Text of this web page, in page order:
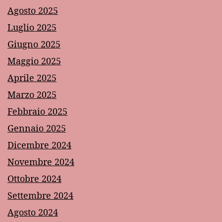
Agosto 2025
Luglio 2025
Giugno 2025
Maggio 2025
Aprile 2025
Marzo 2025
Febbraio 2025
Gennaio 2025
Dicembre 2024
Novembre 2024
Ottobre 2024
Settembre 2024
Agosto 2024